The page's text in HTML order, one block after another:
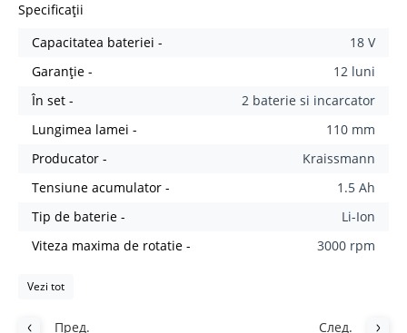
Specificații
Capacitatea bateriei -
18 V
Garanție -
12 luni
În set -
2 baterie si incarcator
Lungimea lamei -
110 mm
Producator -
Kraissmann
Tensiune acumulator -
1.5 Аh
Tip de baterie -
Li-Ion
Viteza maxima de rotatie -
3000 rpm
Vezi tot
Пред. След.